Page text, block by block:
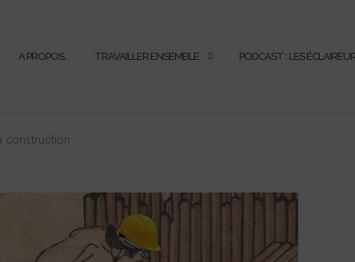
A PROPOS… TRAVAILLER ENSEMBLE PODCAST : LES
construction